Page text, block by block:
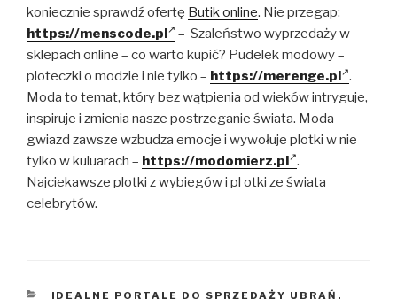
koniecznie sprawdź ofertę Butik online. Nie przegap:
https://menscode.pl
– Szaleństwo wyprzedaży w
sklepach online – co warto kupić? Pudelek modowy –
ploteczki o modzie i nie tylko – https://merenge.pl .
Moda to temat, który bez wątpienia od wieków intryguje,
inspiruje i zmienia nasze postrzeganie świata. Moda
gwiazd zawsze wzbudza emocje i wywołuje plotki w nie
tylko w kuluarach – https://modomierz.pl .
Najciekawsze plotki z wybiegów i pl otki ze świata
celebrytów.
KATEGORIE
IDEALNE PORTALE DO SPRZEDAŻY UBRAŃ ,